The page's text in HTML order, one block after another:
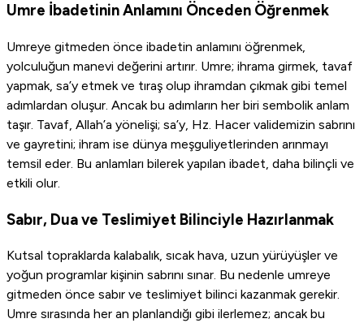
Umre İbadetinin Anlamını Önceden Öğrenmek
Umreye gitmeden önce ibadetin anlamını öğrenmek,
yolculuğun manevi değerini artırır. Umre; ihrama girmek, tavaf
yapmak, sa’y etmek ve tıraş olup ihramdan çıkmak gibi temel
adımlardan oluşur. Ancak bu adımların her biri sembolik anlam
taşır. Tavaf, Allah’a yönelişi; sa’y, Hz. Hacer validemizin sabrını
ve gayretini; ihram ise dünya meşguliyetlerinden arınmayı
temsil eder. Bu anlamları bilerek yapılan ibadet, daha bilinçli ve
etkili olur.
Sabır, Dua ve Teslimiyet Bilinciyle Hazırlanmak
Kutsal topraklarda kalabalık, sıcak hava, uzun yürüyüşler ve
yoğun programlar kişinin sabrını sınar. Bu nedenle umreye
gitmeden önce sabır ve teslimiyet bilinci kazanmak gerekir.
Umre sırasında her an planlandığı gibi ilerlemez; ancak bu